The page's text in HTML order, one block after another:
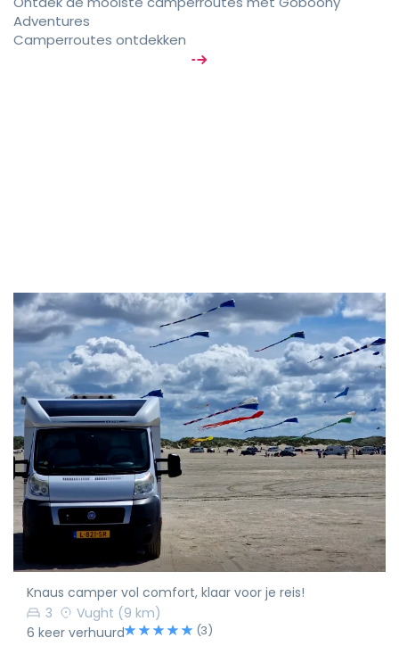
Adventures
Camperroutes ontdekken
Knaus camper vol comfort, klaar voor je reis!
3
Vught (9 km)
6 keer verhuurd
(3)